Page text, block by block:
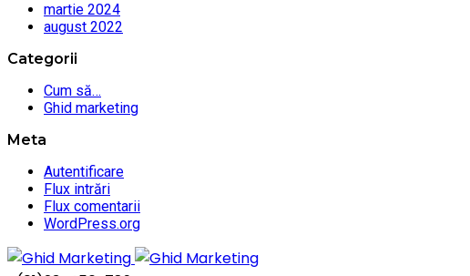
martie 2024
august 2022
Categorii
Cum să…
Ghid marketing
Meta
Autentificare
Flux intrări
Flux comentarii
WordPress.org